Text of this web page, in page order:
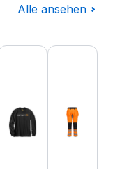
Alle ansehen